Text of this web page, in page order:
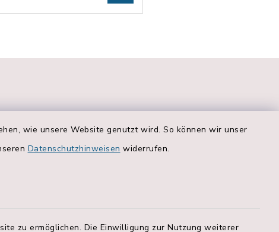
wie unsere Website genutzt wird. So können wir unser
Datenschutzhinweisen widerrufen.
zu ermöglichen. Die Einwilligung zur Nutzung weiterer
2a: